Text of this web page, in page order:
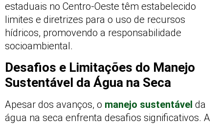
estaduais no Centro-Oeste têm estabelecido
limites e diretrizes para o uso de recursos
hídricos, promovendo a responsabilidade
socioambiental.
Desafios e Limitações do Manejo
Sustentável da Água na Seca
Apesar dos avanços, o manejo sustentável da
água na seca enfrenta desafios significativos. A